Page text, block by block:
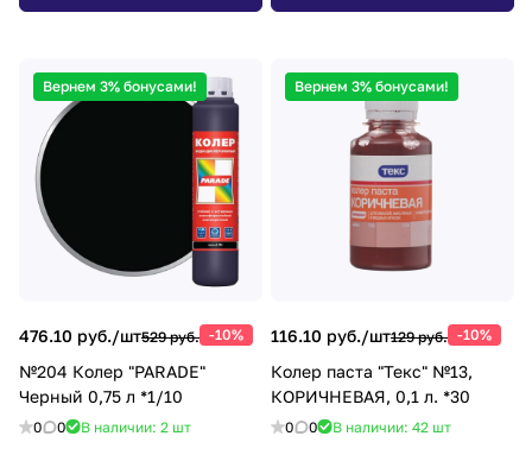
Вернем 3% бонусами!
476.10 руб./шт529 руб. -10%
№204 Колер "PARADE"
Черный 0,75 л *1/10
0 0 В наличии: 2 шт
Вернем 3% бонусами!
116.10 руб./шт129 руб. -10%
Колер паста "Текс" №13,
КОРИЧНЕВАЯ, 0,1 л. *30
0 0 В наличии: 42 шт